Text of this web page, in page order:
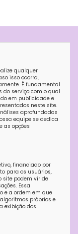
qualquer
isso ocorra,
É fundamental
do serviço com o qual
em publicidade e
neste site.
aprofundadas
equipe se dedica
as opções
financiado por
para os usuários,
site podem vir de
Essa
e a ordem em que
próprios e
exibição dos